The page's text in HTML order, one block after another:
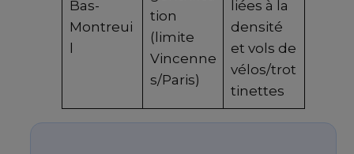
Bas-
Montreui
l
tion
(limite
Vincenne
s/Paris)
liées à la
densité
et vols de
vélos/trot
tinettes